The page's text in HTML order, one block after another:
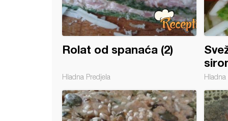
Rolat od spanaća (2)
Hladna Predjela Hladna